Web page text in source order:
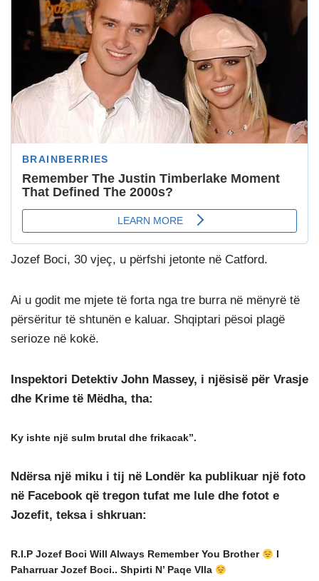
Jozef Boci, 30 vjeç, u përfshi jetonte në Catford.
Ai u godit me mjete të forta nga tre burra në mënyrë të
përsëritur të shtunën e kaluar. Shqiptari pësoi plagë
serioze në kokë.
Inspektori Detektiv John Massey, i njësisë për Vrasje
dhe Krime të Mëdha, tha:
Ky ishte një sulm brutal dhe frikacak”.
Ndërsa një miku i tij në Londër ka publikuar një foto
në Facebook që tregon tufat me lule dhe fotot e
Jozefit, teksa i shkruan:
R.I.P Jozef Boci Will Always Remember You Brother
I
Paharruar Jozef Boci.. Shpirti N’ Paqe Vlla